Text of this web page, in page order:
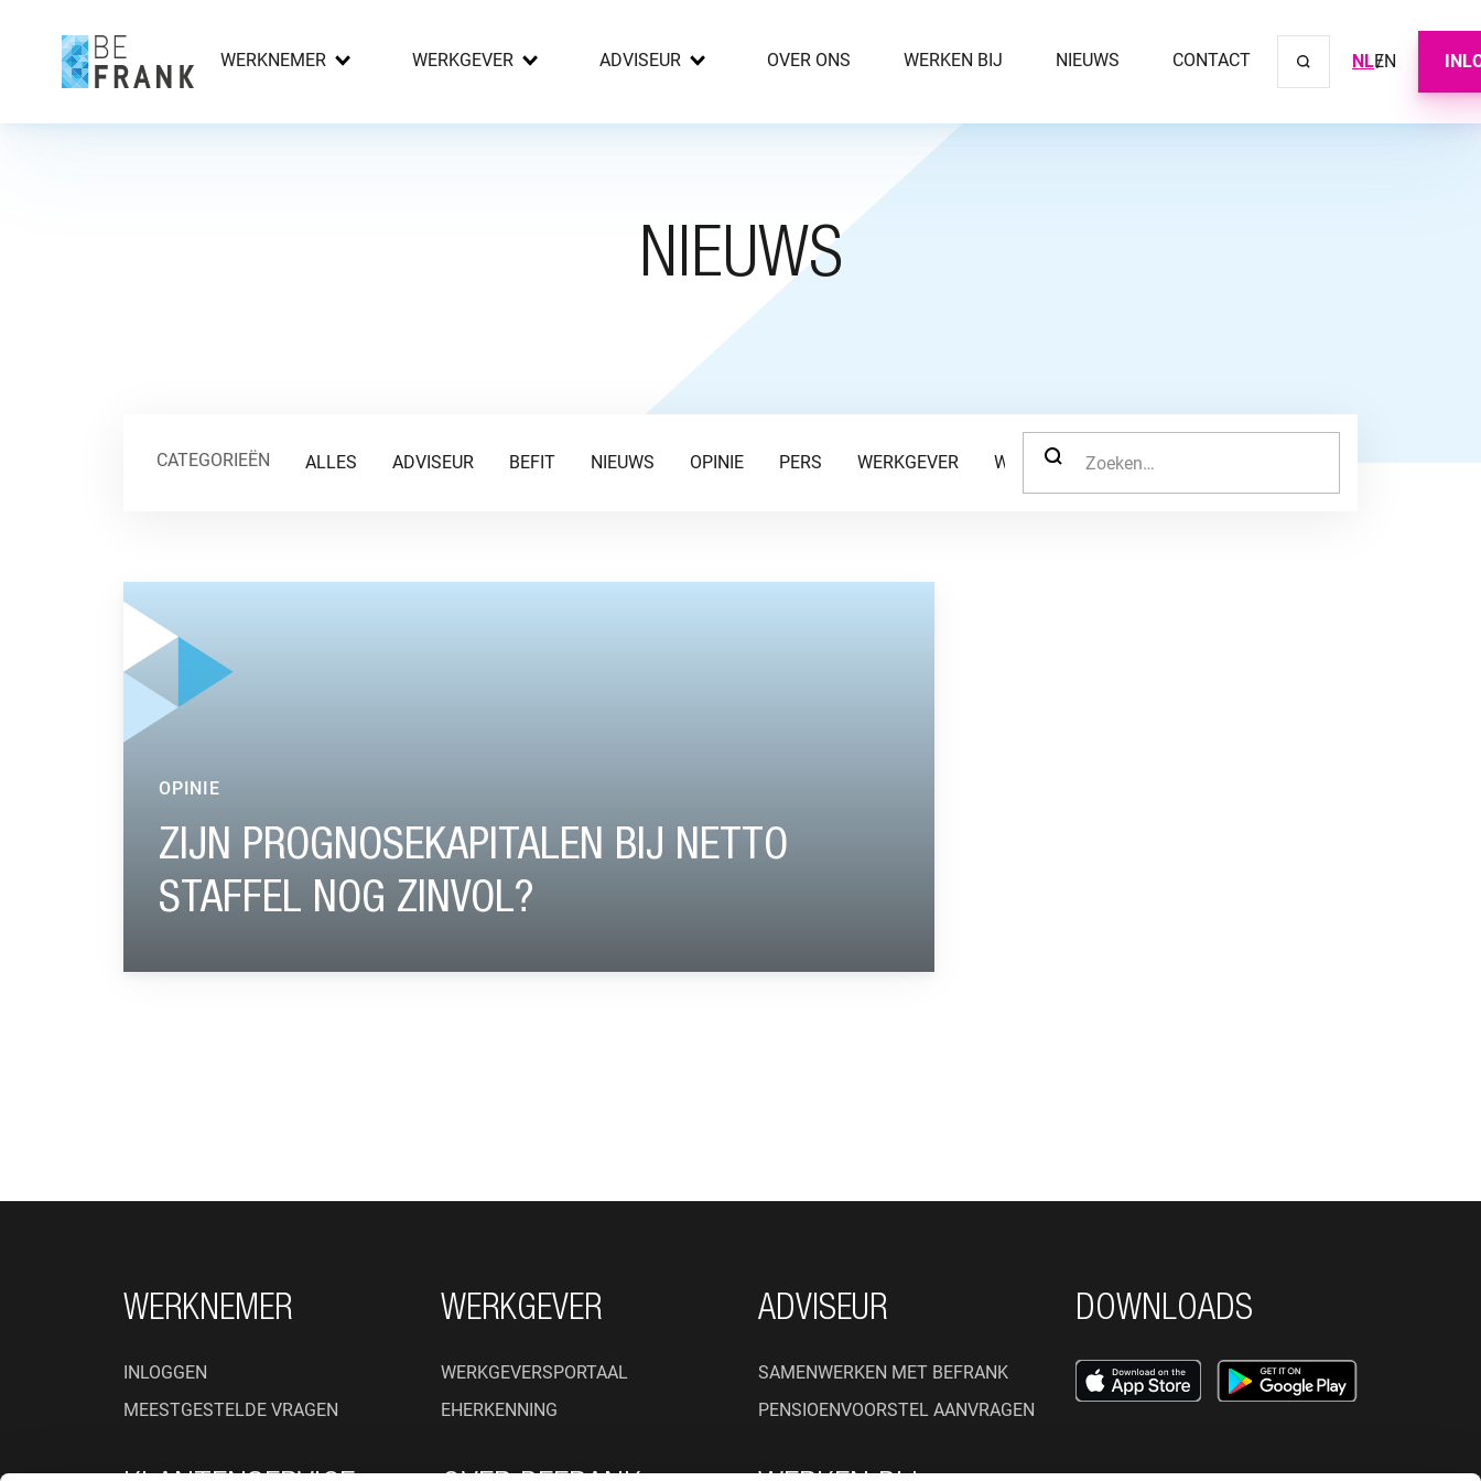
WERKNEMER WERKGEVER ADVISEUR OVER ONS WERKEN BIJ NIEUWS CONTACT NLEN
NIEUWS
CATEGORIEËN ALLES ADVISEUR BEFIT NIEUWS OPINIE PERS WERKGEVER WERKNEMER
ZOEK NAAR:
ZIJN PROGNOSEKAPITALEN BIJ NETTO
STAFFEL NOG ZINVOL?
OPINIE
FOOTER NAVIGATIE
WERKNEMER
INLOGGEN
MEESTGESTELDE VRAGEN
WERKGEVER
WERKGEVERSPORTAAL
EHERKENNING
ADVISEUR
SAMENWERKEN MET BEFRANK
PENSIOENVOORSTEL AANVRAGEN
DOWNLOADS
Sluit